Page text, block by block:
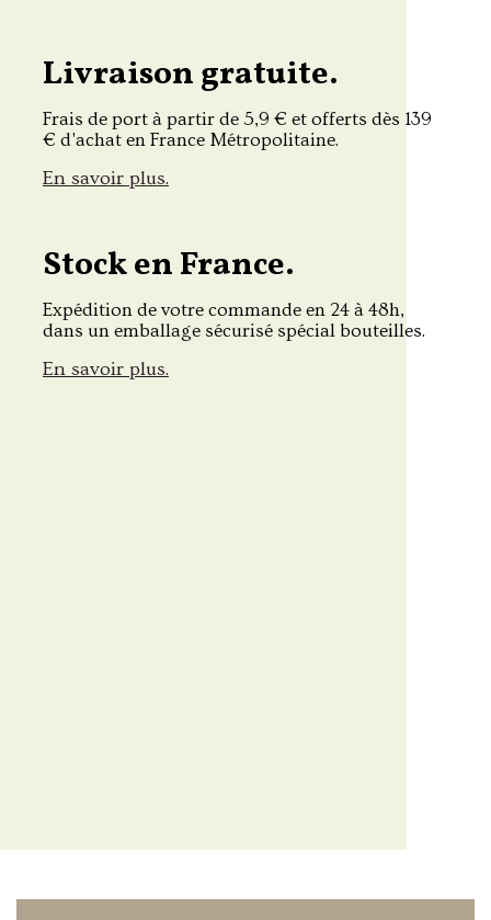
Livraison gratuite.
Frais de port à partir de 5,9 € et offerts dès 139
€ d'achat en France Métropolitaine.
En savoir plus.
Stock en France.
Expédition de votre commande en 24 à 48h,
dans un emballage sécurisé spécial bouteilles.
En savoir plus.